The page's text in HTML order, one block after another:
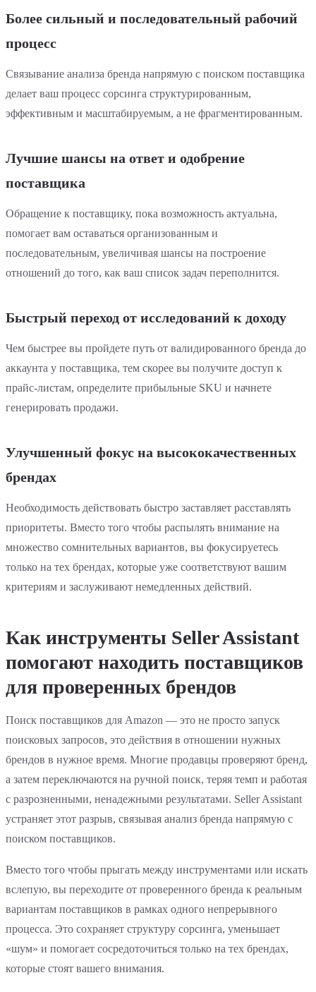
Более сильный и последовательный рабочий
процесс
Связывание анализа бренда напрямую с поиском поставщика
делает ваш процесс сорсинга структурированным,
эффективным и масштабируемым, а не фрагментированным.
Лучшие шансы на ответ и одобрение
поставщика
Обращение к поставщику, пока возможность актуальна,
помогает вам оставаться организованным и
последовательным, увеличивая шансы на построение
отношений до того, как ваш список задач переполнится.
Быстрый переход от исследований к доходу
Чем быстрее вы пройдете путь от валидированного бренда до
аккаунта у поставщика, тем скорее вы получите доступ к
прайс-листам, определите прибыльные SKU и начнете
генерировать продажи.
Улучшенный фокус на высококачественных
брендах
Необходимость действовать быстро заставляет расставлять
приоритеты. Вместо того чтобы распылять внимание на
множество сомнительных вариантов, вы фокусируетесь
только на тех брендах, которые уже соответствуют вашим
критериям и заслуживают немедленных действий.
Как инструменты Seller Assistant
помогают находить поставщиков
для проверенных брендов
Поиск поставщиков для Amazon — это не просто запуск
поисковых запросов, это действия в отношении нужных
брендов в нужное время. Многие продавцы проверяют бренд,
а затем переключаются на ручной поиск, теряя темп и работая
с разрозненными, ненадежными результатами. Seller Assistant
устраняет этот разрыв, связывая анализ бренда напрямую с
поиском поставщиков.
Вместо того чтобы прыгать между инструментами или искать
вслепую, вы переходите от проверенного бренда к реальным
вариантам поставщиков в рамках одного непрерывного
процесса. Это сохраняет структуру сорсинга, уменьшает
«шум» и помогает сосредоточиться только на тех брендах,
которые стоят вашего внимания.